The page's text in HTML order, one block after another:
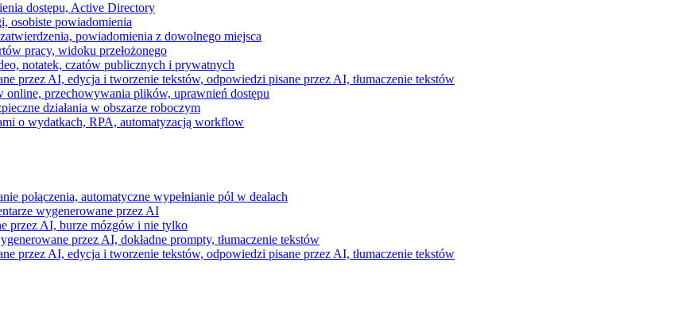
dostępu, Active Directory
osobiste powiadomienia
powiadomienia z dowolnego miejsca
pracy, widoku przełożonego
notatek, czatów publicznych i prywatnych
przez AI, edycja i tworzenie tekstów, odpowiedzi pisane przez AI, tłumaczenie tekstów
przechowywania plików, uprawnień dostępu
działania w obszarze roboczym
o wydatkach, RPA, automatyzacją workflow
połączenia, automatyczne wypełnianie pól w dealach
wygenerowane przez AI
przez AI, burze mózgów i nie tylko
przez AI, dokładne prompty, tłumaczenie tekstów
przez AI, edycja i tworzenie tekstów, odpowiedzi pisane przez AI, tłumaczenie tekstów